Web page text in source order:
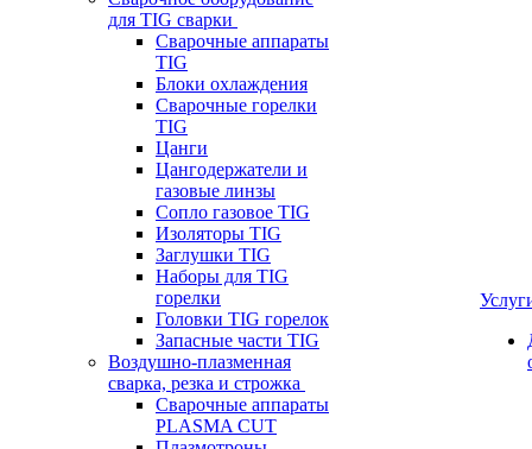
для TIG сварки
Сварочные аппараты
TIG
Блоки охлаждения
Сварочные горелки
TIG
Цанги
Цангодержатели и
газовые линзы
Сопло газовое TIG
Изоляторы TIG
Заглушки TIG
Наборы для TIG
горелки
Головки TIG горелок
Запасные части TIG
Воздушно-плазменная
сварка, резка и строжка
Сварочные аппараты
PLASMA CUT